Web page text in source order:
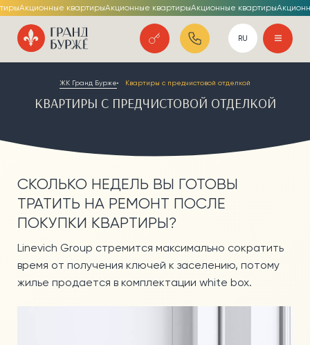
МЕНЮ
О ПРОЕКТЕ
ПОСТ СЕРВИС
ОХРАНА
ХОД СТРОИТЕЛЬСТВА
ДОКУМЕНТЫ
О КОМПЛЕКСЕ
Акционные квартирыАкционные квартирыАкционные квартирыАкционные
RU
UA
ЖК Гранд Бурже Квартиры с предчистовой отделкой
КВАРТИРЫ С ПРЕДЧИСТОВОЙ ОТДЕЛКОЙ
СКОЛЬКО НЕДЕЛЬ ВЫ ГОТОВЫ
ТРАТИТЬ НА РЕМОНТ ПОСЛЕ
ПОКУПКИ КВАРТИРЫ?
Linevich Group стремится максимально сократить
время от получения ключей к заселению, потому
жилье продается в комплектации white box.